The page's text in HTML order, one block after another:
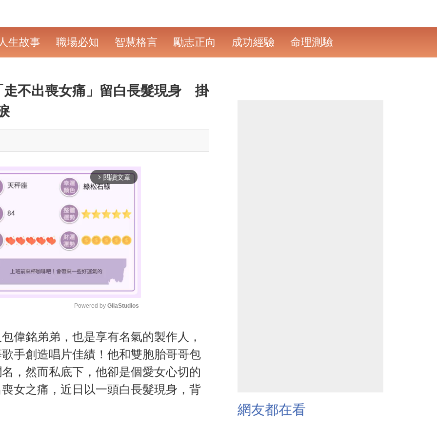
生故事 職場必知 智慧格言 勵志正向 成功經驗 命理測驗
走不出喪女痛」留白長髮現身 掛
arrow_forward_ios 閱讀文章
M
t
e
Powered by GliaStudios
偉銘弟弟，也是享有名氣的製作人，
手創造唱片佳績！他和雙胞胎哥哥包
，然而私底下，他卻是個愛女心切的
女之痛，近日以一頭白長髮現身，背
網友都在看